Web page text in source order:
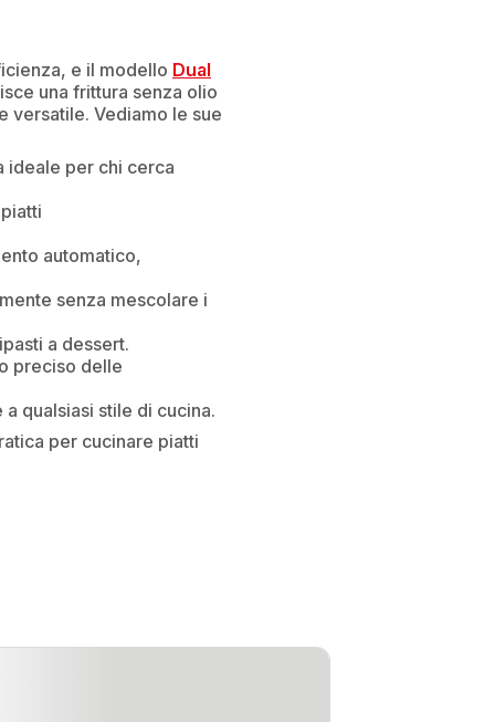
e il modello Dual
una frittura senza olio
versatile. Vediamo le sue
ideale per chi cerca
automatico,
senza mescolare i
a dessert.
preciso delle
qualsiasi stile di cucina.
per cucinare piatti